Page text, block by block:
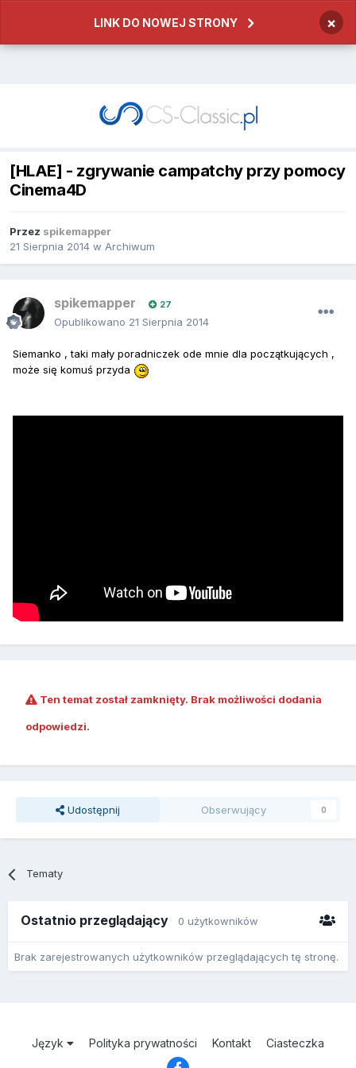
LINK DO NOWEJ STRONY ×
[HLAE] - zgrywanie campatchy przy pomocy
Cinema4D
Przez spikemapper
21 Sierpnia 2014 w Archiwum
spikemapper 27
Opublikowano 21 Sierpnia 2014
Siemanko , taki mały poradniczek ode mnie dla początkujących ,
może się komuś przyda
Ten temat został zamknięty. Brak możliwości dodania
odpowiedzi.
Udostępnij Obserwujący 0
Tematy
Ostatnio przeglądający 0 użytkowników
Brak zarejestrowanych użytkowników przeglądających tę stronę.
Język Polityka prywatności Kontakt Ciasteczka